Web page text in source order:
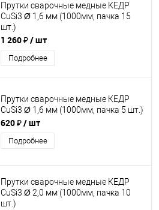
Прутки сварочные медные КЕДР
CuSi3 Ø 1,6 мм (1000мм, пачка 15
шт.)
1 260 ₽/ шт
Подробнее
Прутки сварочные медные КЕДР
CuSi3 Ø 1,6 мм (1000мм, пачка 5 шт.)
620 ₽/ шт
Подробнее
Прутки сварочные медные КЕДР
CuSi3 Ø 2,0 мм (1000мм, пачка 10
шт.)